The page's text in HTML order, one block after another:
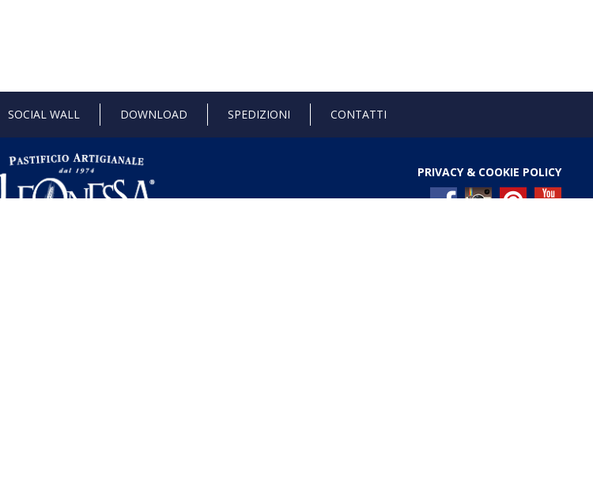
SOCIAL WALL DOWNLOAD SPEDIZIONI CONTATTI
PRIVACY & COOKIE POLICY